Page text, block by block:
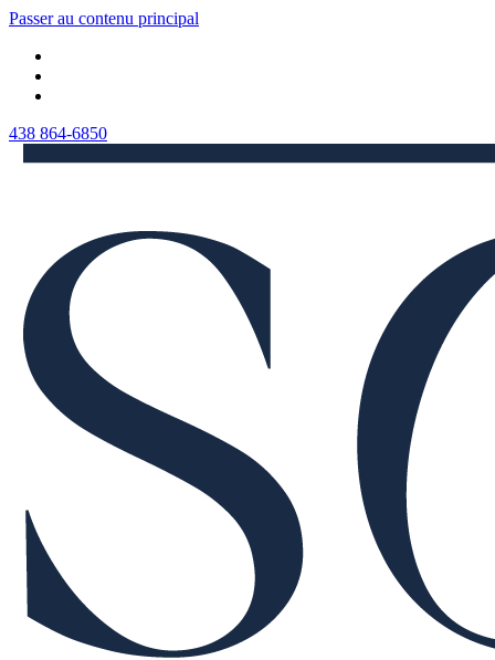
Passer au contenu principal
438 864-6850